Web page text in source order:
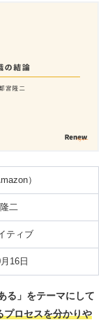
）
二
ティブ
16日
る」をテーマにして
プロセスを分かりや